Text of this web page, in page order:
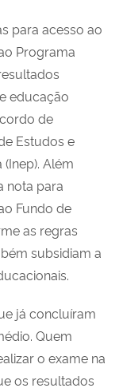
para acesso ao
Programa
educação
de
Estudos e
Além
nota para
Fundo de
as regras
subsidiam a
já concluíram
Quem
o exame na
os resultados